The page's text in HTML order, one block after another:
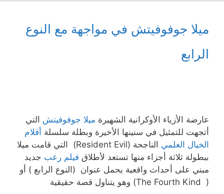
ميلا جوفوفيتش في مواجهة مع النوع
الرابع
عارضة الأزياء الأوكرانية الشهيرة ميلا جوفوفيتش التي
أتجهت للتمثيل في سنينها الأخيرة وبطلة سلسلة أفلام
الخيال العلمي
الناجحة (Resident Evil) التي قامت ميلا
ببطولة ثلاثة أجزاء منها تستعد لأطلاق فيلم رعب جديد
مبني على أحداث واقعية يحمل عنوان (النوع الرابع ) أو
( The Fourth Kind) وهو يتناول قصة حقيقية